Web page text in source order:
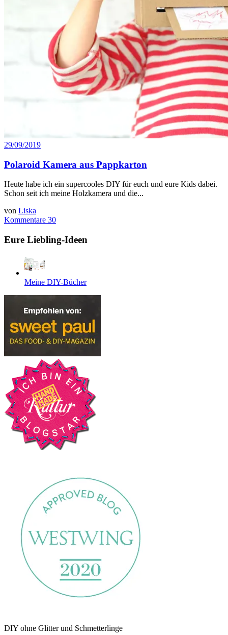
29/09/2019
Polaroid Kamera aus Pappkarton
Heute habe ich ein supercooles DIY für euch und eure Kids dabei.
Schon seit ich meine Holzkamera und die...
von Liska
Kommentare 30
Eure Liebling-Ideen
Meine DIY-Bücher
DIY ohne Glitter und Schmetterlinge